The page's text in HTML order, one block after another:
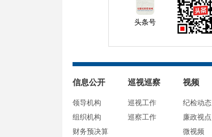
头条号
信息公开
领导机构
组织机构
财务预决算
巡视巡察
巡视工作
巡察工作
视频
纪检动态
廉政视点
微视频